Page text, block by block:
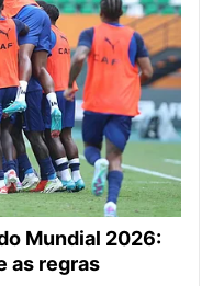
Mundial 2026:
as regras